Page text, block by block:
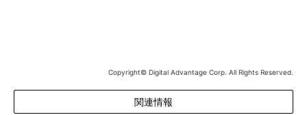
XP（MS UI Gothic）」「Windows Vista/7（メイリオ）」
「Windows 8/8.1（Meiryo UI）」「Windows 10（Yu Gothic
Copyright© Digital Advantage Corp. All Rights Reserved.
関連情報